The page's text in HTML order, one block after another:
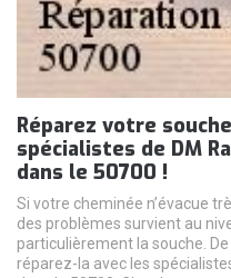
Réparez votre
spécialistes de DM
dans le 50700 !
Si votre cheminée n’évacue
des problèmes survient au
particulièrement la souche.
réparez-la avec les